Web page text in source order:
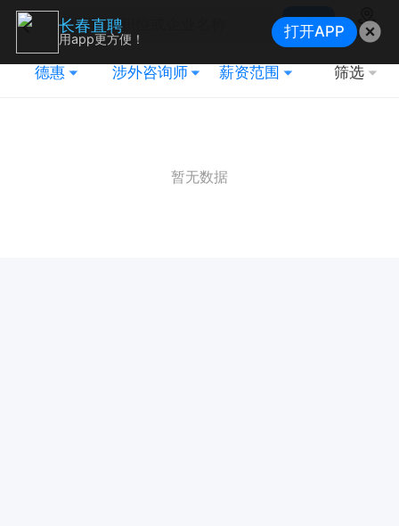
搜索
地图
德惠 涉外咨询师 薪资范围 筛选
暂无数据
长春直聘
用app更方便！ 打开APP